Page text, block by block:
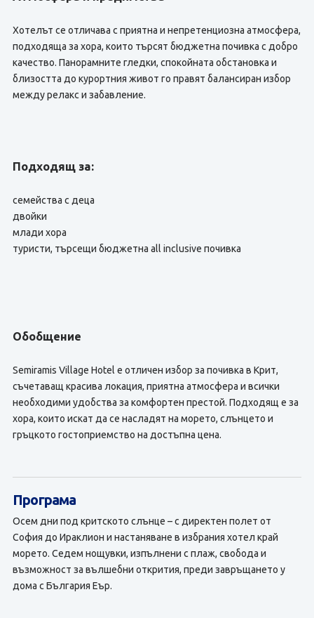
Хотелът се отличава с приятна и непретенциозна атмосфера,
подходяща за хора, които търсят бюджетна почивка с добро
качество. Панорамните гледки, спокойната обстановка и
близостта до курортния живот го правят балансиран избор
между релакс и забавление.
Подходящ за:
семейства с деца
двойки
млади хора
туристи, търсещи бюджетна all inclusive почивка
Обобщение
Semiramis Village Hotel е отличен избор за почивка в Крит,
съчетаващ красива локация, приятна атмосфера и всички
необходими удобства за комфортен престой. Подходящ е за
хора, които искат да се насладят на морето, слънцето и
гръцкото гостоприемство на достъпна цена.
Програма
Осем дни под критското слънце – с директен полет от
София до Ираклион и настаняване в избрания хотел край
морето. Седем нощувки, изпълнени с плаж, свобода и
възможност за вълшебни открития, преди завръщането у
дома с България Еър.